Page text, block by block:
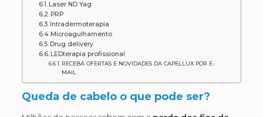
Laser ND Yag
PRP
Intradermoterapia
Microagulhamento
Drug delivery
LEDterapia profissional
RECEBA OFERTAS E NOVIDADES DA CAPELLUX POR E-
MAIL
Queda de cabelo o que pode ser?